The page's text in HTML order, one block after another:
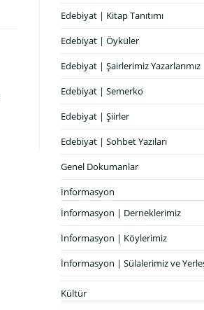
Edebiyat | Kitap Tanıtımı
Edebiyat | Öyküler
Edebiyat | Şairlerimiz Yazarlarımız
Edebiyat | Semerko
Edebiyat | Şiirler
Edebiyat | Sohbet Yazıları
Genel Dokumanlar
İnformasyon
İnformasyon | Derneklerimiz
İnformasyon | Köylerimiz
İnformasyon | Sülalerimiz ve
Kültür